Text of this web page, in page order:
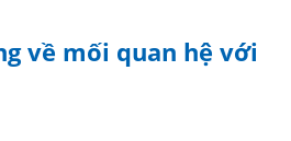
về mối quan hệ với